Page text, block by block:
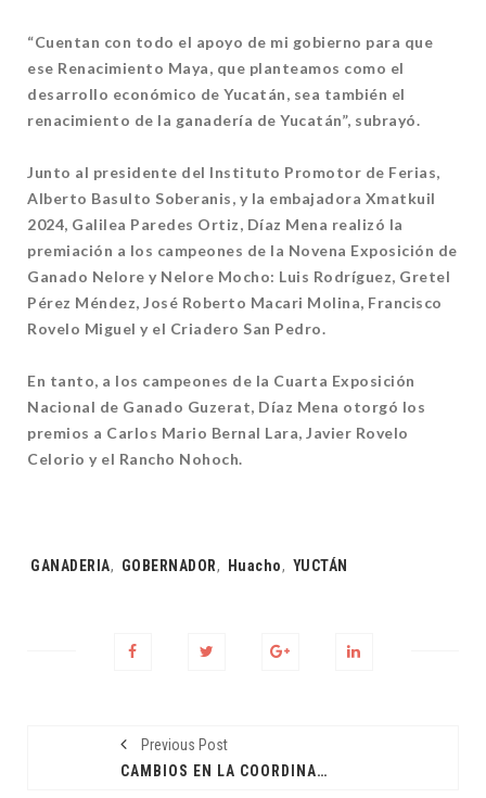
“Cuentan con todo el apoyo de mi gobierno para que
ese Renacimiento Maya, que planteamos como el
desarrollo económico de Yucatán, sea también el
renacimiento de la ganadería de Yucatán”, subrayó.
Junto al presidente del Instituto Promotor de Ferias,
Alberto Basulto Soberanis, y la embajadora Xmatkuil
2024, Galilea Paredes Ortiz, Díaz Mena realizó la
premiación a los campeones de la Novena Exposición de
Ganado Nelore y Nelore Mocho: Luis Rodríguez, Gretel
Pérez Méndez, José Roberto Macari Molina, Francisco
Rovelo Miguel y el Criadero San Pedro.
En tanto, a los campeones de la Cuarta Exposición
Nacional de Ganado Guzerat, Díaz Mena otorgó los
premios a Carlos Mario Bernal Lara, Javier Rovelo
Celorio y el Rancho Nohoch.
Tags:
GANADERIA, GOBERNADOR, Huacho, YUCTÁN
Previous Post
CAMBIOS EN LA COORDINACIÓN DE MC